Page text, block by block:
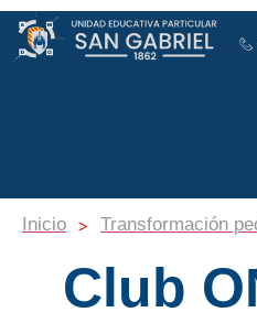
Inicio > Transformación
Club